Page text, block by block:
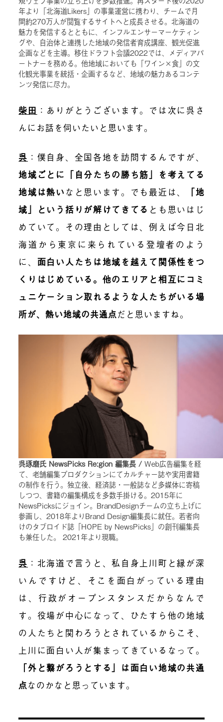
年より「北海道Likers」の事業運営に携わり、チームで月
間約270万人が閲覧するサイトへと成長させる。北海道の
魅力を発信するとともに、インフルエンサーマーケティン
グや、自治体と連携した地域の発信者育成講座、観光促進
企画などを主導。移住ドラフト会議2022では、メディアパ
ートナーを務める。他地域においても「ワイン×食」の文
化観光事業を統括・企画するなど、地域の魅力あるコンテ
ンツ発信に尽力。
柴田 ：ありがとうございます。では次に呉さ
んにお話を伺いたいと思います。
呉 ：僕自身、全国各地を訪問するんですが、
地域ごとに「自分たちの勝ち筋」を考えてる
地域は熱い なと思います。でも最近は、
「地
域」という括りが解けてきてる とも思いはじ
めていて。その理由としては、例えば今日北
海道から東京に来られている登壇者のよう
に、 面白い人たちは地域を越えて関係性をつ
くりはじめている。他のエリアと相互にコミ
ュニケーション取れるような人たちがいる場
所が、熱い地域の共通点だと思いますね。
呉琢磨氏 NewsPicks Re:gion 編集長 / Web広告編集を経
て、老舗編集プロダクションにてカルチャー誌や実用書籍
の制作を行う。独立後、経済誌・一般誌など多媒体に寄稿
しつつ、書籍の編集構成を多数手掛ける。2015年に
NewsPicksにジョイン。BrandDesignチームの立ち上げに
参画し、2018年よりBrand Design編集長に就任。若者向
けのタブロイド誌「HOPE by NewsPicks」の創刊編集長
も兼任した。 2021年より現職。
呉 ：北海道で言うと、私自身上川町と縁が深
いんですけど、そこを面白がっている理由
は、 行政がオープンスタンス だからなんで
す。役場が中心になって、ひたすら他の地域
の人たちと関わろうとされているからこそ、
上川に面白い人が集まってきているなって。
「外と繋がろうとする」は面白い地域の共通
点なのかなと思っています。